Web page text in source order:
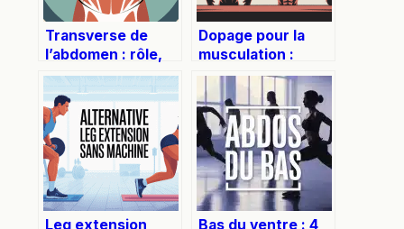
Transverse de
l’abdomen : rôle,
renforcement et
conseils pratiques
Dopage pour la
musculation :
risques, produits
et vraies
alternatives
Leg extension
Bas du ventre : 4